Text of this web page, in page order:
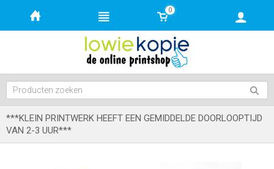
0
***KLEIN PRINTWERK HEEFT EEN GEMIDDELDE DOORLOOPTIJD
VAN 2-3 UUR***